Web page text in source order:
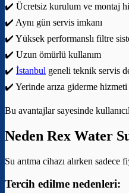
✔️ Ücretsiz kurulum ve montaj
✔️ Aynı gün servis imkanı
✔️ Yüksek performanslı filtre
✔️ Uzun ömürlü kullanım
✔️ İstanbul geneli teknik servis
✔️ Yerinde arıza giderme hizmeti
Bu avantajlar sayesinde
Neden Rex Water
Su arıtma cihazı alırken
Tercih edilme nedenleri: